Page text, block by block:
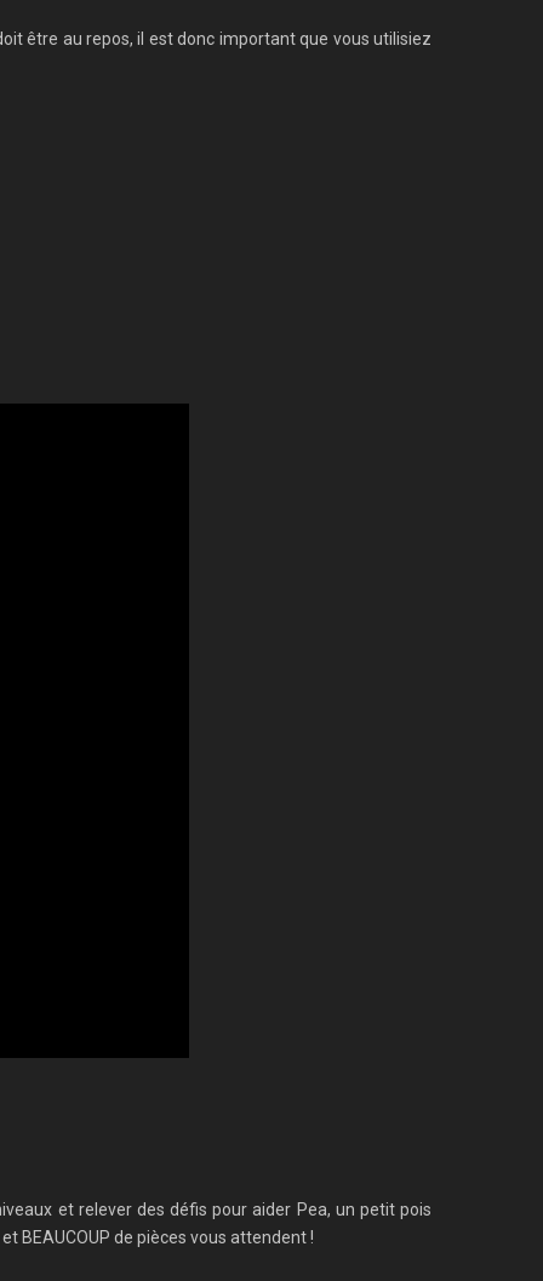
être au repos, il est donc important que vous utilisiez
et relever des défis pour aider Pea, un petit pois
BEAUCOUP de pièces vous attendent !